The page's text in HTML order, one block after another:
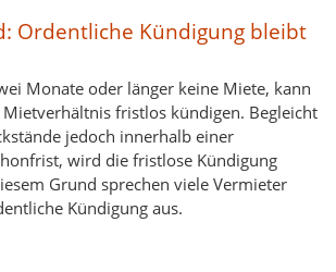
Ordentliche Kündigung bleibt
Monate oder länger keine Miete, kann
fristlos kündigen. Begleicht
jedoch innerhalb einer
wird die fristlose Kündigung
Grund sprechen viele Vermieter
Kündigung aus.